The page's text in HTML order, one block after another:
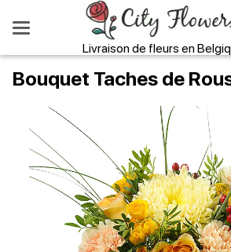
Livraison de fleurs en
Bouquet Taches de